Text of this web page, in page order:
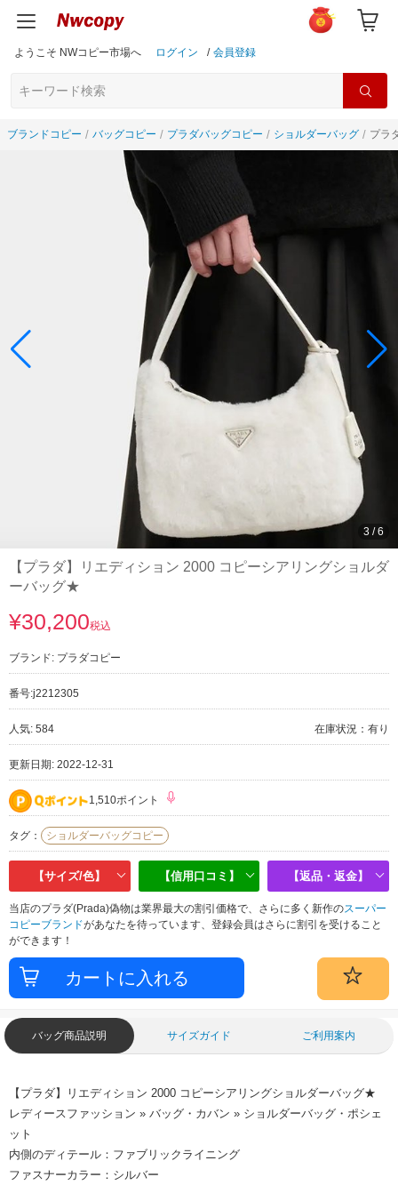
ようこそ NWコピー市場へ ログイン / 会員登録
ブランドコピー バッグコピー プラダバッグコピー ショルダーバッグ プラ
3 /6
【プラダ】リエディション 2000 コピーシアリングショルダ
ーバッグ★
¥30,200税込
ブランド: プラダコピー
番号:j2212305
人気: 584 在庫状況：有り
更新日期: 2022-12-31
1,510ポイント
タグ： ショルダーバッグコピー
【サイズ/色】 【信用口コミ】 【返品・返金】
当店のプラダ(Prada)偽物は業界最大の割引価格で、さらに多く新作のスーパー
コピーブランドがあなたを待っています、登録会員はさらに割引を受けること
ができます！
バッグ商品説明 サイズガイド ご利用案内
【プラダ】リエディション 2000 コピーシアリングショルダーバッグ★
レディースファッション » バッグ・カバン » ショルダーバッグ・ポシェ
ット
内側のディテール：ファブリックライニング
ファスナーカラー：シルバー